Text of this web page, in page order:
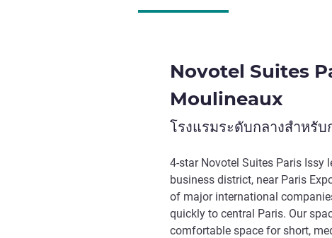
Novotel Suites
Moulineaux
โรงแรมระดับกลางสำหรั
4-star Novotel Suites Paris Issy
business district, near Paris
of major international
quickly to central Paris. Our
comfortable space for short,